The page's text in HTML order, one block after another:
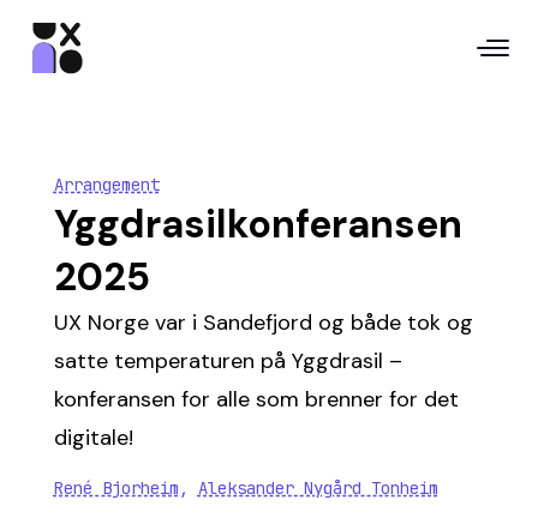
Arrangement
Yggdrasilkonferansen
2025
UX Norge var i Sandefjord og både tok og
satte temperaturen på Yggdrasil –
konferansen for alle som brenner for det
digitale!
René Bjorheim , Aleksander Nygård Tonheim